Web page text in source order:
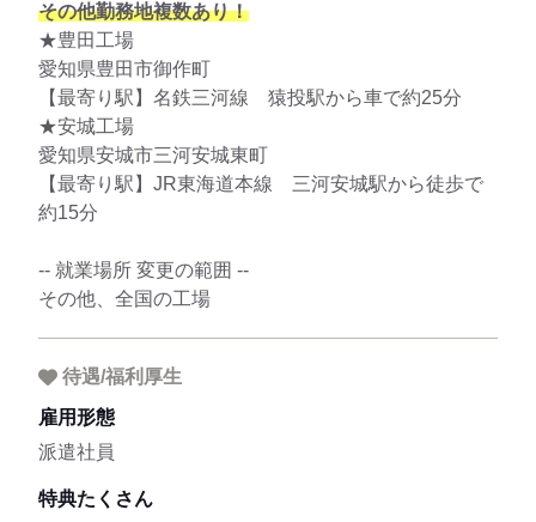
その他勤務地複数あり！
★豊田工場
愛知県豊田市御作町
【最寄り駅】名鉄三河線 猿投駅から車で約25分
★安城工場
愛知県安城市三河安城東町
【最寄り駅】JR東海道本線 三河安城駅から徒歩で
約15分
-- 就業場所 変更の範囲 --
その他、全国の工場
待遇/福利厚生
雇用形態
派遣社員
特典たくさん